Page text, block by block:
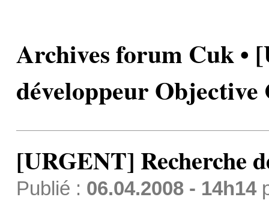
Archives forum Cuk •
développeur Objective
[URGENT] Recherche
Publié : 06.04.2008 - 14h14